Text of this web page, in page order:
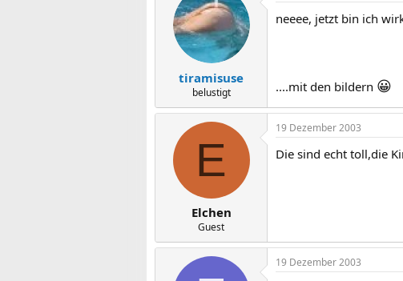
tiramisuse
belustigt
neeee, jetzt bin ich
....mit den bildern 😀
E
Elchen
Guest
19 Dezember 2003
Die sind echt toll,die
19 Dezember 2003